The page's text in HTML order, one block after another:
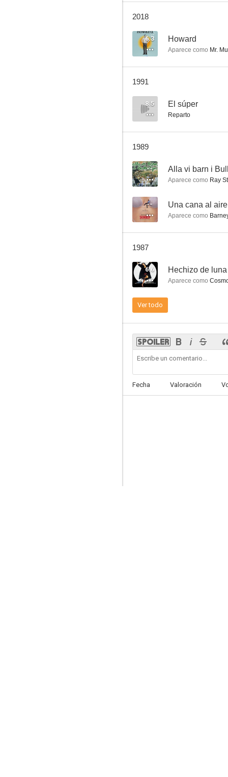
6.2
6.0
2018
6.3 Howard
Aparece como Mr.
1991
8.5 El súper
Reparto
1989
-- Alla vi barn i
Aparece como Ray
-- Una cana al aire
Aparece como
1987
6.6 Hechizo de luna
Aparece como
Ver todo
Fecha Valoración